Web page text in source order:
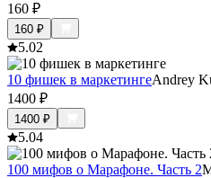
160 ₽
160 ₽
5.02
10 фишек в маркетингеAndrey
1400 ₽
1400 ₽
5.04
100 мифов о Марафоне. Часть 2